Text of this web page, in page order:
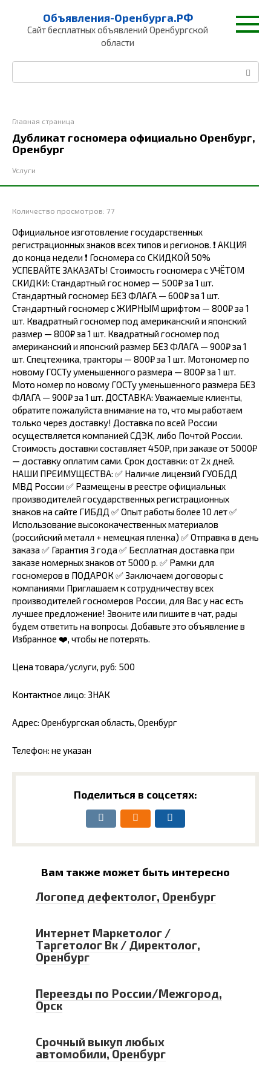
контенту
Объявления-Оренбурга.РФ
Сайт бесплатных объявлений Оренбургской
области
Главная страница
Дубликат госномера официально Оренбург,
Оренбург
Услуги
Количество просмотров: 77
Официальное изготовление государственных
регистрационных знаков всех типов и регионов. ❗️ АКЦИЯ
до конца недели ❗️ Госномера со СКИДКОЙ 50%
УСПЕВАЙТЕ ЗАКАЗАТЬ! Стоимость госномера с УЧЁТОМ
СКИДКИ: Стандартный гос номер — 500₽ за 1 шт.
Стандартный госномер БЕЗ ФЛАГА — 600₽ за 1 шт.
Стандартный госномер с ЖИРНЫМ шрифтом — 800₽ за 1
шт. Квадратный госномер под американский и японский
размер — 800₽ за 1 шт. Квадратный госномер под
американский и японский размер БЕЗ ФЛАГА — 900₽ за 1
шт. Спецтехника, тракторы — 800₽ за 1 шт. Мотономер по
новому ГОСТу уменьшенного размера — 800₽ за 1 шт.
Мото номер по новому ГОСТу уменьшенного размера БЕЗ
ФЛАГА — 900₽ за 1 шт. ДОСТАВКА: Уважаемые клиенты,
обратите пожалуйста внимание на то, что мы работаем
только через доставку! Доставка по всей России
осуществляется компанией СДЭК, либо Почтой России.
Стоимость доставки составляет 450₽, при заказе от 5000₽
— доставку оплатим сами. Срок доставки: от 2х дней.
НАШИ ПРЕИМУЩЕСТВА: ✅ Наличие лицензий ГУОБДД
МВД России ✅ Размещены в реестре официальных
производителей государственных регистрационных
знаков на сайте ГИБДД ✅ Опыт работы более 10 лет ✅
Использование высококачественных материалов
(российский металл + немецкая пленка) ✅ Отправка в день
заказа ✅ Гарантия 3 года ✅ Бесплатная доставка при
заказе номерных знаков от 5000 р. ✅ Рамки для
госномеров в ПОДАРОК ✅ Заключаем договоры с
компаниями Приглашаем к сотрудничеству всех
производителей госномеров России, для Вас у нас есть
лучшее предложение! Звоните или пишите в чат, рады
будем ответить на вопросы. Добавьте это объявление в
Избранное ❤️, чтобы не потерять.
Цена товара/услуги, руб: 500
Контактное лицо: ЗНАК
Адрес: Оренбургская область, Оренбург
Телефон: не указан
Поделиться в соцсетях:
Вам также может быть интересно
Логопед дефектолог, Оренбург
Интернет Маркетолог /
Таргетолог Вк / Директолог,
Оренбург
Переезды по России/Межгород,
Орск
Срочный выкуп любых
автомобили, Оренбург